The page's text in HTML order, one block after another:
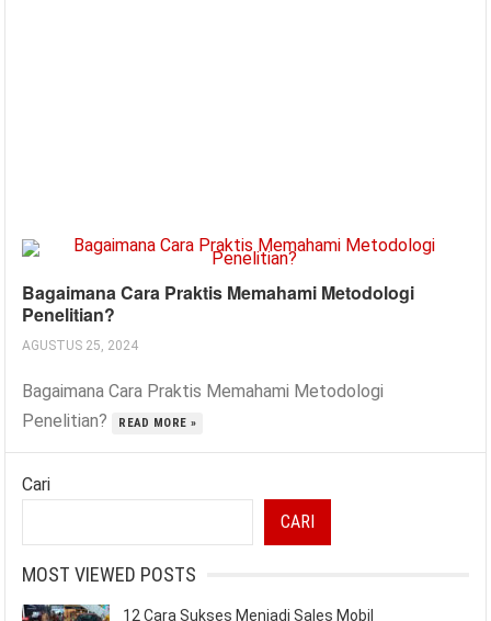
Bagaimana Cara Praktis Memahami Metodologi
Penelitian?
AGUSTUS 25, 2024
Bagaimana Cara Praktis Memahami Metodologi
Penelitian?
READ MORE »
Cari
CARI
MOST VIEWED POSTS
12 Cara Sukses Menjadi Sales Mobil